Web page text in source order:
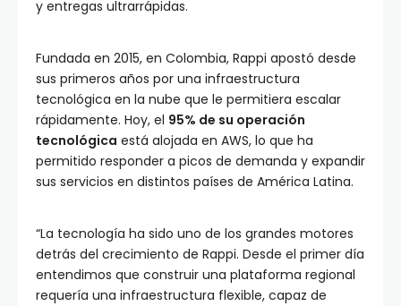
y entregas ultrarrápidas.
Fundada en 2015, en Colombia, Rappi apostó desde
sus primeros años por una infraestructura
tecnológica en la nube que le permitiera escalar
rápidamente. Hoy, el 95% de su operación
tecnológica está alojada en AWS, lo que ha
permitido responder a picos de demanda y expandir
sus servicios en distintos países de América Latina.
“La tecnología ha sido uno de los grandes motores
detrás del crecimiento de Rappi. Desde el primer día
entendimos que construir una plataforma regional
requería una infraestructura flexible, capaz de